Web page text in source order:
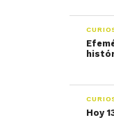
Hoy